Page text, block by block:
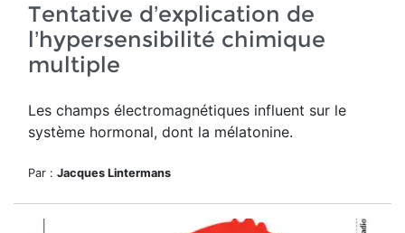
Tentative d’explication de
l’hypersensibilité chimique
multiple
Les champs électromagnétiques influent sur le
système hormonal, dont la mélatonine.
Par : Jacques Lintermans